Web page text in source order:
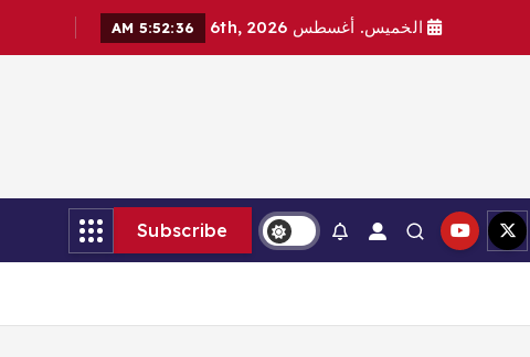
الخميس. أغسطس 6th, 2026 5:52:37 AM
Subscribe